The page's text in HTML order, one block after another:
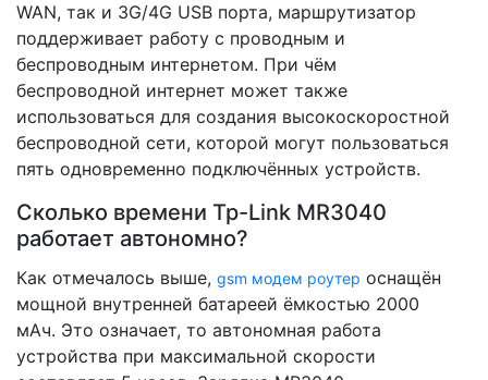
WAN, так и 3G/4G USB порта, маршрутизатор
поддерживает работу с проводным и
беспроводным интернетом. При чём
беспроводной интернет может также
использоваться для создания высокоскоростной
беспроводной сети, которой могут пользоваться
пять одновременно подключённых устройств.
Сколько времени Tp-Link MR3040
работает автономно?
Как отмечалось выше, gsm модем роутер оснащён
мощной внутренней батареей ёмкостью 2000
мАч. Это означает, то автономная работа
устройства при максимальной скорости